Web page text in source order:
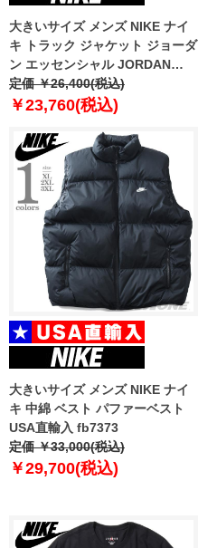
大きいサイズ メンズ NIKE ナイ
キ トラック ジャケット ジョーダ
ン エッセンシャル JORDAN
USA直輸入 hf9339
定価 ￥26,400(税込)
￥23,760(税込)
大きいサイズ メンズ NIKE ナイ
キ 中綿 ベスト パファーベスト
USA直輸入 fb7373
定価 ￥33,000(税込)
￥29,700(税込)